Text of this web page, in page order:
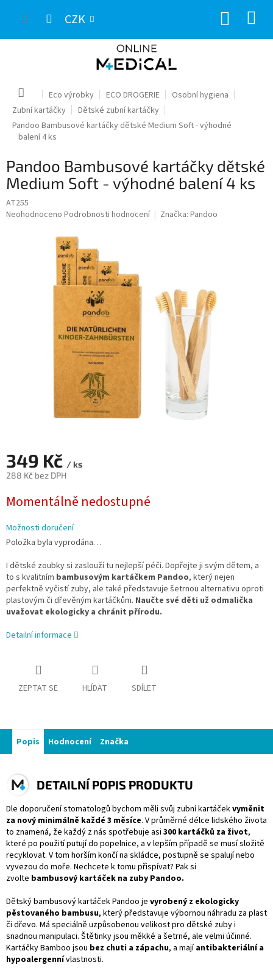
CZK
Domů Eco výrobky ECO DROGERIE
Osobní hygiena
Zubní kartáčky
Dětské zubní kartáčky
Pandoo Bambusové kartáčky dětské Medium Soft - výhodné
balení 4 ks
Pandoo Bambusové kartáčky dětské
Medium Soft - výhodné balení 4 ks
AT255
Průměrné
Neohodnoceno Podrobnosti hodnocení Značka: Pandoo
349 Kč / ks
288 Kč bez DPH
cena:
Momentálně nedostupné
Možnosti doručení
Položka byla vyprodána…
I dětské zoubky si zaslouží tu nejlepší péči. Dopřejte ji svým dětem, a
to s kvalitním bambusovým kartáčkem Pandoo, který nejen
perfektně vyčistí zuby, ale také představuje šetrnou alternativu oproti
plastovým či dřevěným kartáčkům. Naučte své děti už odmalička
uvažovat ekologicky a chránit přírodu.
Detailní informace
ZEPTAT SE HLÍDAT SDÍLET
Popis Hodnocení Značka
DETAILNÍ POPIS PRODUKTU
Dle doporučení stomatologů bychom měli svůj zubní kartáčekvyměnit
za nový minimálně každé 3 měsíce. V průměrné délce lidského života
to znamená, že každý z nás spotřebuje asi 300 kartáčků za život,
které po použití putují do popelnice, a v lepším případě se musí složitě
recyklovat. V tom horším končí na skládce, postupně se spalují nebo
vyvezou do moře. Nechcete k tomu přispívat? Pak si
zvolte bambusový kartáček na zuby Pandoo.
Dětský bambusový kartáček Pandoo je vyrobený z ekologicky
pěstovaného bambusu, který představuje výbornou náhradu za plast
či dřevo. Má speciálně uzpůsobenou velikost pro dětské zuby i
snadnou manipulaci. Štětinky jsou měkké a šetrné, ale velmi účinné.
Kartáčky Bamboo jsou bez chuti a zápachu, a majíantibakteriální a
hypoalergennívlastnosti.